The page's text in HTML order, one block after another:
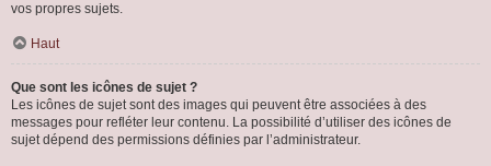
vos propres sujets.
Haut
Que sont les icônes de sujet ?
Les icônes de sujet sont des images qui peuvent être associées à des
messages pour refléter leur contenu. La possibilité d’utiliser des icônes de
sujet dépend des permissions définies par l’administrateur.